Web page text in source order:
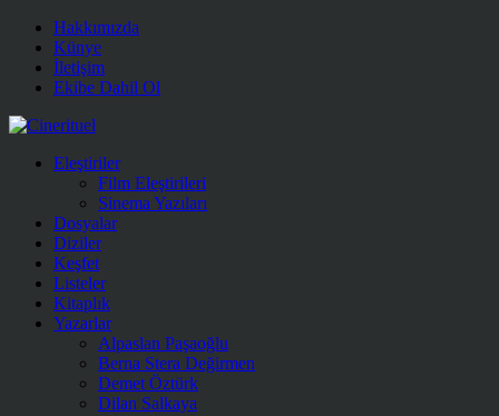
Hakkımızda
Künye
İletişim
Ekibe Dahil Ol
Eleştiriler
Film Eleştirileri
Sinema Yazıları
Dosyalar
Diziler
Keşfet
Listeler
Kitaplık
Yazarlar
Alpaslan Paşaoğlu
Berna Stera Değirmen
Demet Öztürk
Dilan Salkaya